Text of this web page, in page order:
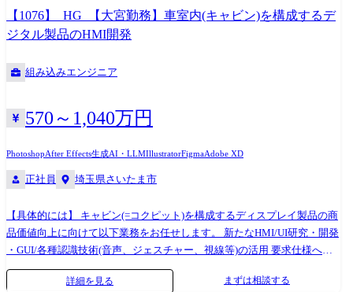
イル/ウォーターフォールプロセス双方を織交ぜながら進めていきます。
製品作りこみ ・協力取引先様と協調しながら製品の作りこみ ・机上検
証、実車、実環境での検証を実施 ※海外拠点との協調や海外での調査・
れ、現地ユーザーの声に直接触れながら製品の開発を推進できます。 ※
換を命じる場合があります 【ご担当コンポーネント・システム例】 ・デ
ィスプレイオーディオ(Google Automotive Services採用) ・スクリーンオ
After Effect, Axure, XD ・Rightware Kanzi、Candera CGI Studio、Figma
【1076】_HG_【大宮勤務】車室内(キャビン)を構成するデ
ジタル製品のHMI開発
組み込みエンジニア
570～1,040万円
PhotoshopAfter Effects生成AI・LLMIllustratorFigmaAdobe XD
正社員 埼玉県さいたま市
【具体的には】 キャビン(=コクピット)を構成するディスプレイ製品の商
品価値向上に向けて以下業務をお任せします。 新たなHMI/UI研究・開発
・GUI/各種認識技術(音声、ジェスチャー、視線等)の活用 要求仕様への
落とし込み ・お客様のニーズとメンタルモデル(インサイト/潜在ニーズ
など)の把握 ・上記内容や、世の中の技術トレンド、車の機能を踏まえ
詳細を見る まずは相談する